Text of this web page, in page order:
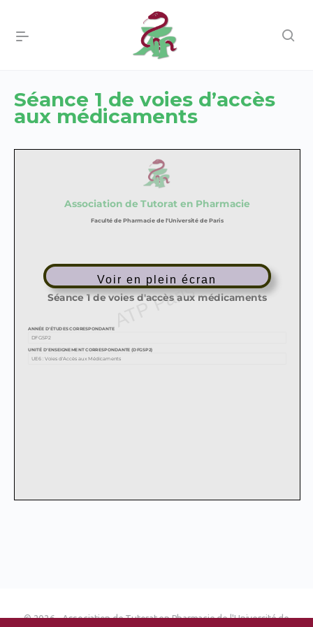
Séance 1 de voies d’accès
aux médicaments
Voir en plein écran
© 2026 - Association de Tutorat en Pharmacie de l'Université de